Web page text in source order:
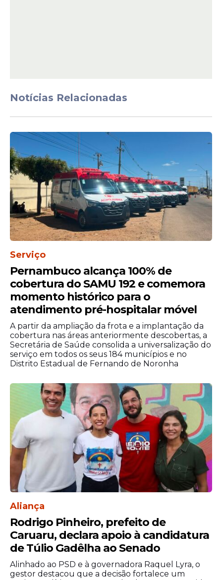
atendimento jurídico com plantão 24 horas,
barbearia e serviços sociais. A associação
existe para fazer valer os direitos do
espaço e respeito para a nossa categoria”,
destacou.
Segundo a ACS/PE, a entidade atua na
representação dos interesses dos
associados e na oferta de serviços voltados
aos cabos, soldados, bombeiros e policiais
militares no estado.
ACS
O presidente da Associação de Cabos e
Soldados de Pernambuco (ACS-PE), Luiz
Torres, participou de reunião com a
Comissão de Segurança Pública na
Assembleia Legislativa de Pernambuco
(Alepe), convocada pelo deputado
estadual Joel da Harpa.
Notícias Relacionadas
Serviço
Pernambuco alcança 100% de
cobertura do SAMU 192 e comemora
momento histórico para o
atendimento pré-hospitalar móvel
A partir da ampliação da frota e a implantação da
cobertura nas áreas anteriormente descobertas, a
Secretária de Saúde consolida a universalização do
serviço em todos os seus 184 municípios e no
Distrito Estadual de Fernando de Noronha
Aliança
Rodrigo Pinheiro, prefeito de
Caruaru, declara apoio à candidatura
de Túlio Gadêlha ao Senado
Alinhado ao PSD e à governadora Raquel Lyra, o
gestor destacou que a decisão fortalece um